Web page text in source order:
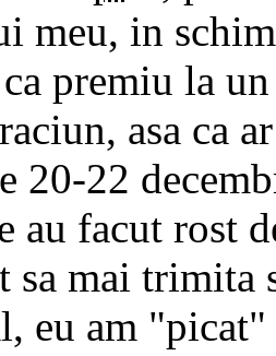
meu, in
premiu la
asa ca
20-22
au facut rost
sa mai trimita
eu am